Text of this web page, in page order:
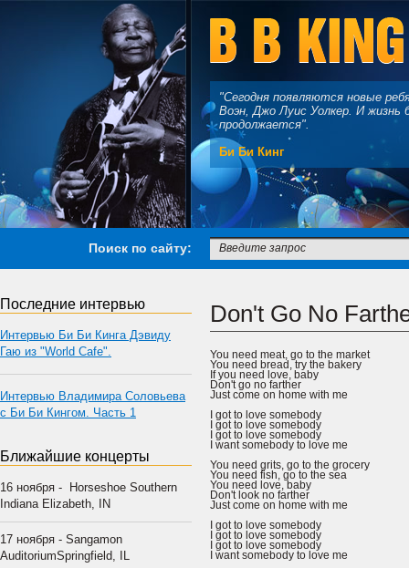
"Сегодня появляются новые
Воэн, Джо Луис Уолкер. И жизнь
продолжается".
Би Би Кинг
Поиск по сайту:
Последние интервью
Интервью Би Би Кинга Дэвиду
Гаю из "World Cafe".
Интервью Владимира Соловьева
с Би Би Кингом. Часть 1
Ближайшие концерты
16 ноября - Horseshoe Southern
Indiana Elizabeth, IN
17 ноября - Sangamon
AuditoriumSpringfield, IL
Don't Go No
You need meat, go to the market
You need bread, try the bakery
If you need love, baby
Don't go no farther
Just come on home with me
I got to love somebody
I got to love somebody
I got to love somebody
I want somebody to love me
You need grits, go to the grocery
You need fish, go to the sea
You need love, baby
Don't look no farther
Just come on home with me
I got to love somebody
I got to love somebody
I got to love somebody
I want somebody to love me